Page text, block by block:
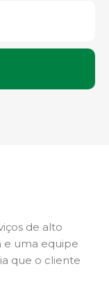
de alto
e uma equipe
que o cliente